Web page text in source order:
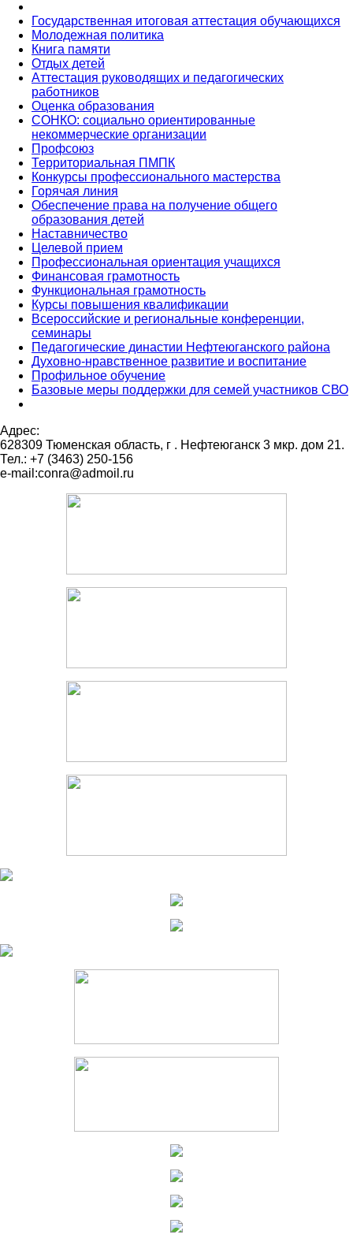
Государственная итоговая аттестация обучающихся
Молодежная политика
Книга памяти
Отдых детей
Аттестация руководящих и педагогических
работников
Оценка образования
СОНКО: социально ориентированные
некоммерческие организации
Профсоюз
Территориальная ПМПК
Конкурсы профессионального мастерства
Горячая линия
Обеспечение права на получение общего
образования детей
Наставничество
Целевой прием
Профессиональная ориентация учащихся
Финансовая грамотность
Функциональная грамотность
Курсы повышения квалификации
Всероссийские и региональные конференции,
семинары
Педагогические династии Нефтеюганского района
Духовно-нравственное развитие и воспитание
Профильное обучение
Базовые меры поддержки для семей участников СВО
Адрес:
628309 Тюменская область, г . Нефтеюганск 3 мкр. дом 21.
Тел.: +7 (3463) 250-156
e-mail:conra@admoil.ru